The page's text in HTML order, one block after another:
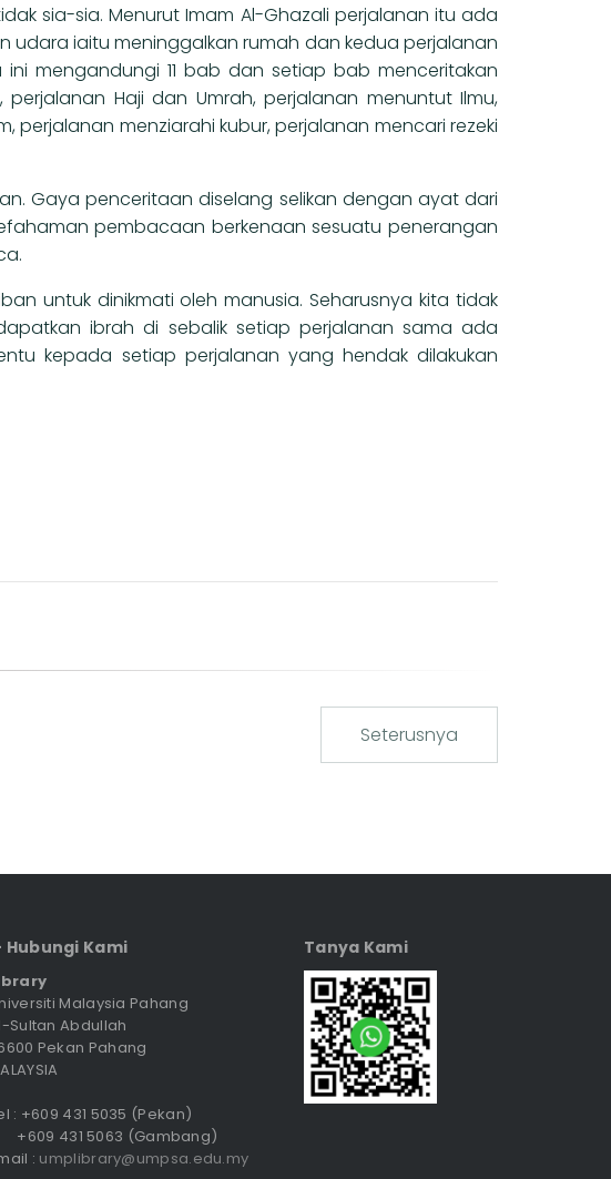
sia-sia. Menurut Imam Al-Ghazali perjalanan itu ada
iaitu meninggalkan rumah dan kedua perjalanan
mengandungi 11 bab dan setiap bab menceritakan
Haji dan Umrah, perjalanan menuntut Ilmu,
perjalanan menziarahi kubur, perjalanan mencari rezeki
Gaya penceritaan diselang selikan dengan ayat dari
pembacaan berkenaan sesuatu penerangan
untuk dinikmati oleh manusia. Seharusnya kita tidak
ibrah di sebalik setiap perjalanan sama ada
kepada setiap perjalanan yang hendak dilakukan
Seterusnya
Hubungi Kami
Malaysia Pahang
Sultan Abdullah
Pekan Pahang
: +609 431 5035 (Pekan)
431 5063 (Gambang)
: umplibrary@umpsa.edu.my
Tanya Kami